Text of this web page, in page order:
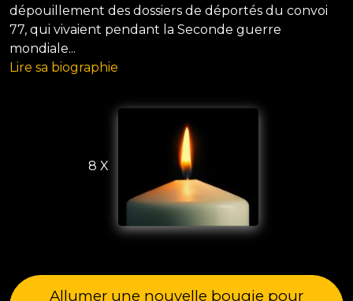
dépouillement des dossiers de déportés du convoi
77, qui vivaient pendant la Seconde guerre
mondiale...
Lire sa biographie
8 X
Allumer une nouvelle bougie pour